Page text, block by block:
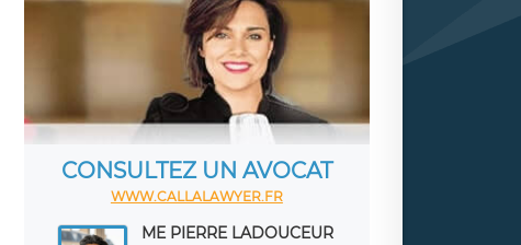
CONSULTEZ UN AVOCAT
WWW.CALLALAWYER.FR
ME PIERRE LADOUCEUR